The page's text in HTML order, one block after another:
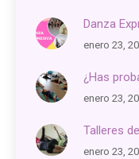
Danza
enero 23,
¿Has
enero 23,
Talleres
enero 23,